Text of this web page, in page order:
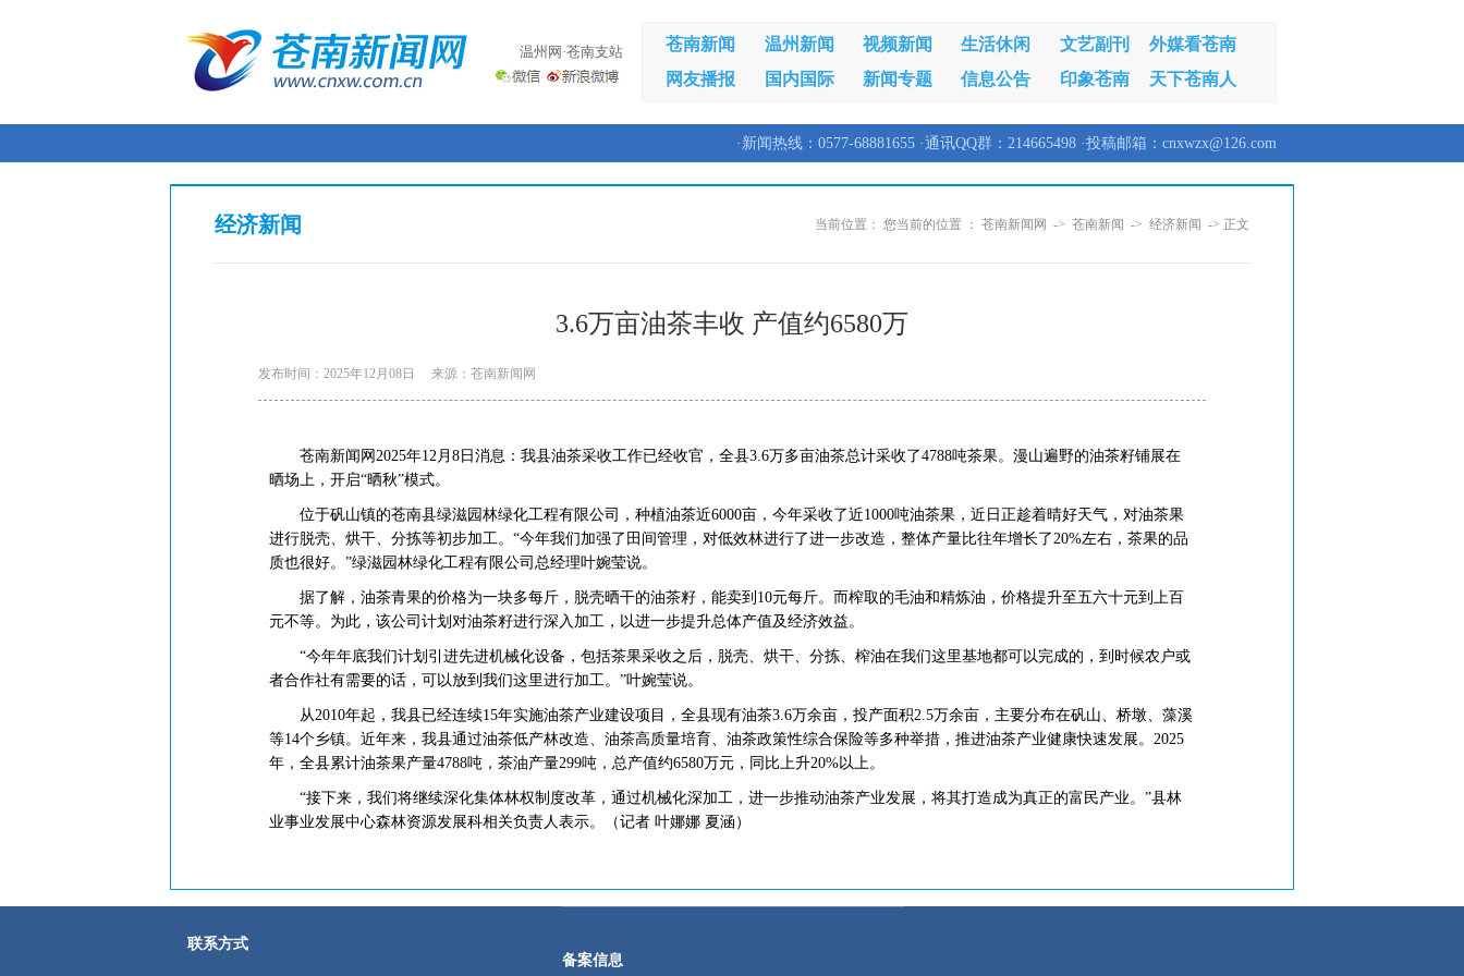
温州网·苍南支站 苍南新闻 温州新闻 视频新闻 生活休闲 文艺副刊
外媒看苍南
网友播报
国内国际 新闻专题 信息公告 印象苍南 天下苍南人
·新闻热线：0577-68881655 ·通讯QQ群：214665498 ·投稿邮箱：cnxwzx@126.com
当前位置： 您当前的位置 ： 苍南新闻网 -> 苍南新闻 -> 经济新闻 -> 正文
经济新闻
3.6万亩油茶丰收 产值约6580万
发布时间：2025年12月08日 来源：苍南新闻网
苍南新闻网2025年12月8日消息：我县油茶采收工作已经收官，全县3.6万多亩油茶总计采收了4788吨茶果。漫山遍野的油茶籽铺展在
晒场上，开启“晒秋”模式。
位于矾山镇的苍南县绿滋园林绿化工程有限公司，种植油茶近6000亩，今年采收了近1000吨油茶果，近日正趁着晴好天气，对油茶果
进行脱壳、烘干、分拣等初步加工。“今年我们加强了田间管理，对低效林进行了进一步改造，整体产量比往年增长了20%左右，茶果的品
质也很好。”绿滋园林绿化工程有限公司总经理叶婉莹说。
据了解，油茶青果的价格为一块多每斤，脱壳晒干的油茶籽，能卖到10元每斤。而榨取的毛油和精炼油，价格提升至五六十元到上百
元不等。为此，该公司计划对油茶籽进行深入加工，以进一步提升总体产值及经济效益。
“今年年底我们计划引进先进机械化设备，包括茶果采收之后，脱壳、烘干、分拣、榨油在我们这里基地都可以完成的，到时候农户或
者合作社有需要的话，可以放到我们这里进行加工。”叶婉莹说。
从2010年起，我县已经连续15年实施油茶产业建设项目，全县现有油茶3.6万余亩，投产面积2.5万余亩，主要分布在矾山、桥墩、藻溪
等14个乡镇。近年来，我县通过油茶低产林改造、油茶高质量培育、油茶政策性综合保险等多种举措，推进油茶产业健康快速发展。2025
年，全县累计油茶果产量4788吨，茶油产量299吨，总产值约6580万元，同比上升20%以上。
“接下来，我们将继续深化集体林权制度改革，通过机械化深加工，进一步推动油茶产业发展，将其打造成为真正的富民产业。”县林
业事业发展中心森林资源发展科相关负责人表示。（记者 叶娜娜 夏涵）
联系方式
备案信息